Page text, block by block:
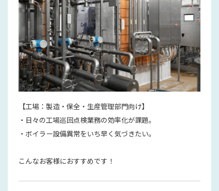
【工場：製造・保全・生産管理部門向け】
・日々の工場巡回点検業務の効率化が課題。
・ボイラー設備異常をいち早く気づきたい。
こんなお客様におすすめです！